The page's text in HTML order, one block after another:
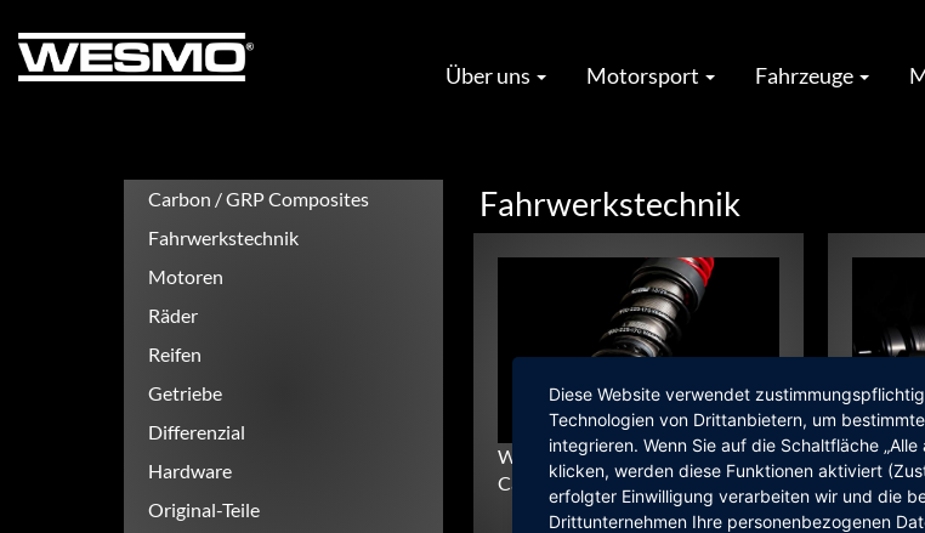
zum
Inhalt
Hauptnavigation
Über uns Motorsport Fahrzeuge
Produktkategorien
Carbon / GRP Composites
Fahrwerkstechnik
Motoren
Räder
Reifen
Getriebe
Differenzial
Hardware
Original-Teile
Fahrwerkstechnik
WESMO by NITRON pro für
Caterham
mehr...
way"
Diese Website verwendet
Technologien von Drittanbietern, um
integrieren. Wenn Sie auf die Schaltfläche „Alle
klicken, werden diese Funktionen aktiviert
erfolgter Einwilligung verarbeiten wir und die
Drittunternehmen Ihre personenbezogenen